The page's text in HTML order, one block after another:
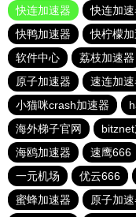
快连加速器
快连加
快鸭加速器
快柠檬
软件中心
荔枝加速器
原子加速器
速连加速
小猫咪crash加速器
海外梯子官网
海鸥加速器
速鹰666
一元机场
优云666
蜜蜂加速器
原子加速